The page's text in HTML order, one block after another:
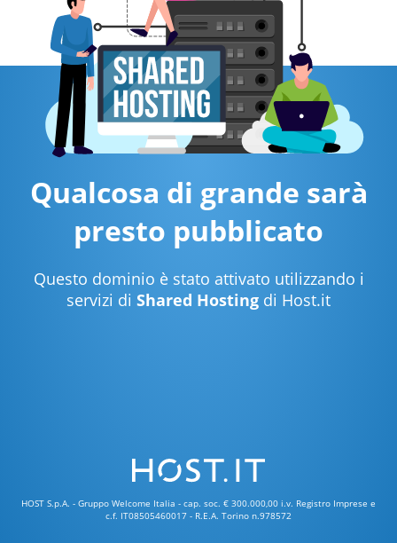
Qualcosa di grande sarà
presto pubblicato
Questo dominio è stato attivato utilizzando i
servizi di Shared Hosting di Host.it
HOST S.p.A. - Gruppo Welcome Italia - cap. soc. € 300.000,00 i.v. Registro Imprese e
c.f. IT08505460017 - R.E.A. Torino n.978572